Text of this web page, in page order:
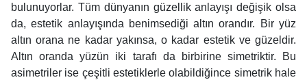
bulunuyorlar. Tüm dünyanın güzellik anlayışı değişik olsa
da, estetik anlayışında benimsediği altın orandır. Bir yüz
altın orana ne kadar yakınsa, o kadar estetik ve güzeldir.
Altın oranda yüzün iki tarafı da birbirine simetriktir. Bu
asimetriler ise çeşitli estetiklerle olabildiğince simetrik hale